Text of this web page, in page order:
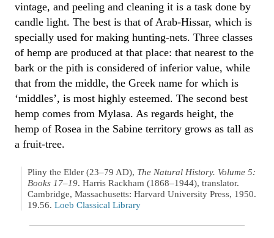
vintage, and peeling and cleaning it is a task done by
candle light. The best is that of Arab-Hissar, which is
specially used for making hunting-nets. Three classes
of hemp are produced at that place: that nearest to the
bark or the pith is considered of inferior value, while
that from the middle, the Greek name for which is
‘middles’, is most highly esteemed. The second best
hemp comes from Mylasa. As regards height, the
hemp of Rosea in the Sabine territory grows as tall as
a fruit-tree.
Pliny the Elder (23–79 AD), The Natural History. Volume 5:
Books 17–19. Harris Rackham (1868–1944), translator.
Cambridge, Massachusetts: Harvard University Press, 1950.
19.56. Loeb Classical Library